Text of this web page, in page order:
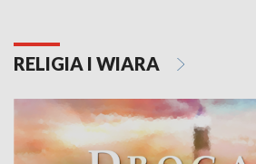
RELIGIA I WIARA